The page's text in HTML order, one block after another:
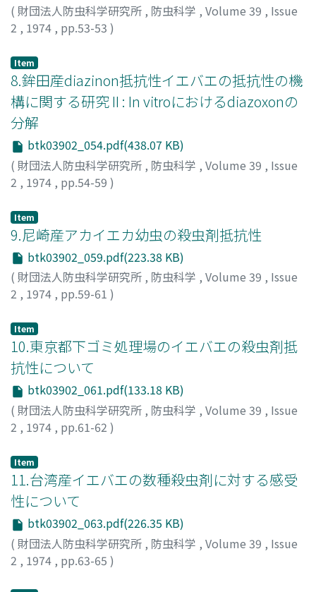
( 財団法人防虫科学研究所 , 防虫科学 , Volume 39 , Issue
2 , 1974 , pp.53-53 )
Item
8.鉾田産diazinon抵抗性イエバエの抵抗性の機
構に関する研究 II : In vitroにおけるdiazoxonの
分解
btk03902_054.pdf(438.07 KB)
( 財団法人防虫科学研究所 , 防虫科学 , Volume 39 , Issue
2 , 1974 , pp.54-59 )
Item
9.尼崎産アカイエカ幼虫の殺虫剤抵抗性
btk03902_059.pdf(223.38 KB)
( 財団法人防虫科学研究所 , 防虫科学 , Volume 39 , Issue
2 , 1974 , pp.59-61 )
Item
10.東京都下ゴミ処理場のイエバエの殺虫剤抵
抗性について
btk03902_061.pdf(133.18 KB)
( 財団法人防虫科学研究所 , 防虫科学 , Volume 39 , Issue
2 , 1974 , pp.61-62 )
ハヤシ, アキフミ
Item
11.台湾産イエバエの数種殺虫剤に対する感受
性について
btk03902_063.pdf(226.35 KB)
( 財団法人防虫科学研究所 , 防虫科学 , Volume 39 , Issue
2 , 1974 , pp.63-65 )